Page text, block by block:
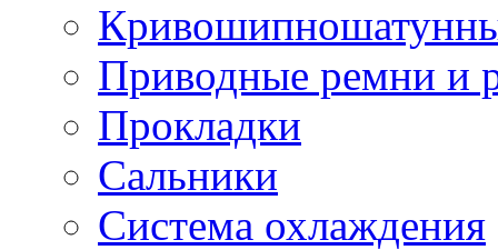
Приводные ремни и
Прокладки
Сальники
Система охлаждения